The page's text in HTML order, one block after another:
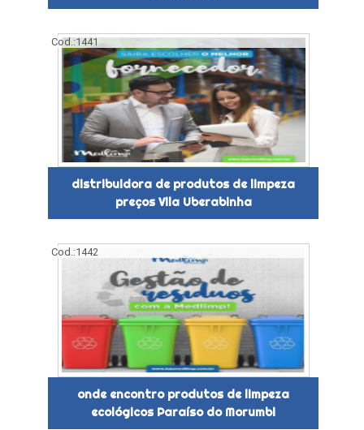
Cod.:1441
distribuidora de produtos de limpeza
preços Vila Uberabinha
Cod.:1442
onde encontro produtos de limpeza
ecológicos Paraíso do Morumbi